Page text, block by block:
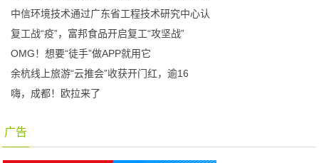
中信环境技术通过广东省工程技术研究中心认
复工战“疫”，富邦食品开启复工“攻坚战”
OMG！想要“徒手”做APP就用它
余杭线上旅游“云推会”收获开门红，逾16
嗨，成都！欧拉来了
广告